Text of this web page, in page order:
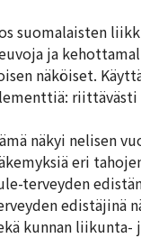
suomalaisten
ja
näköiset.
riittävästi
näkyi nelisen
eri
terveyden
edistäjinä
kunnan liikunta-